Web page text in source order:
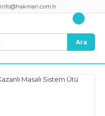
info@hakman.com.tr
Ara